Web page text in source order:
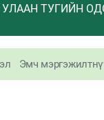
ТУГИЙН
Эмч